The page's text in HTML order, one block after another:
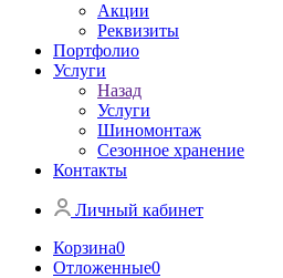
Акции
Реквизиты
Портфолио
Услуги
Назад
Услуги
Шиномонтаж
Сезонное хранение
Контакты
Личный кабинет
Корзина0
Отложенные0